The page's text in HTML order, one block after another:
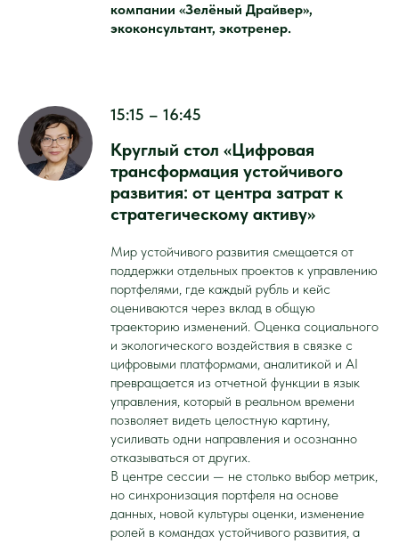
компании «Зелёный Драйвер»,
экоконсультант, экотренер.
15:15 – 16:45
Круглый стол «Цифровая
трансформация устойчивого
развития: от центра затрат к
стратегическому активу»
Мир устойчивого развития смещается от
поддержки отдельных проектов к управлению
портфелями, где каждый рубль и кейс
оцениваются через вклад в общую
траекторию изменений. Оценка социального
и экологического воздействия в связке с
цифровыми платформами, аналитикой и AI
превращается из отчетной функции в язык
управления, который в реальном времени
позволяет видеть целостную картину,
усиливать одни направления и осознанно
отказываться от других.
В центре сессии — не столько выбор метрик,
но синхронизация портфеля на основе
данных, новой культуры оценки, изменение
ролей в командах устойчивого развития, а